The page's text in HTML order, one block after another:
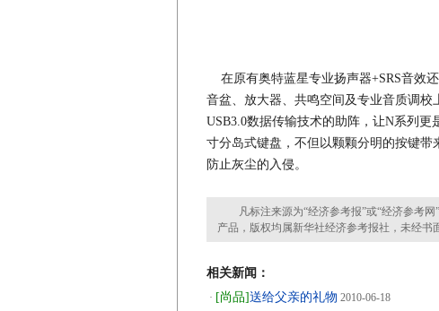
在原有奥特蓝星专业扬声器+SRS音效
音盆、放大器、共鸣空间及专业音质调
USB3.0数据传输技术的助阵，让N系列
寸分岛式键盘，不但以颗颗分明的按键
防止灰尘的入侵。
凡标注来源为“经济参考报”或“经济参考网
产品，版权均属新华社经济参考报社，未经书
相关新闻：
· [尚品]送给父亲的礼物 2010-06-18